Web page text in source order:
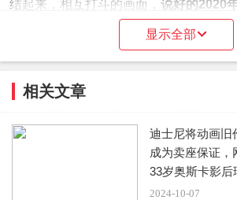
结起来，相互打斗的画面， 说好的2020
还记的2018年的一组水墨宣发直接让它
都觉得他绝对会成为电影界的扛把子，
显示全部
相关文章
迪士尼将动画旧
成为卖座保证
33岁奥斯卡影后
演“
2024-10-07